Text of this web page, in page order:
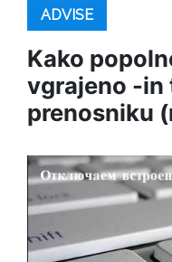
ADVISE
Kako
vgrajeno -in
prenosniku